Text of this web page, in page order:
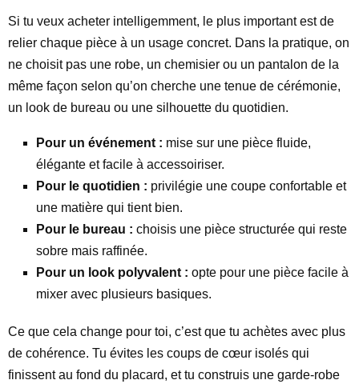
Si tu veux acheter intelligemment, le plus important est de
relier chaque pièce à un usage concret. Dans la pratique, on
ne choisit pas une robe, un chemisier ou un pantalon de la
même façon selon qu’on cherche une tenue de cérémonie,
un look de bureau ou une silhouette du quotidien.
Pour un événement : mise sur une pièce fluide,
élégante et facile à accessoiriser.
Pour le quotidien : privilégie une coupe confortable et
une matière qui tient bien.
Pour le bureau : choisis une pièce structurée qui reste
sobre mais raffinée.
Pour un look polyvalent : opte pour une pièce facile à
mixer avec plusieurs basiques.
Ce que cela change pour toi, c’est que tu achètes avec plus
de cohérence. Tu évites les coups de cœur isolés qui
finissent au fond du placard, et tu construis une garde-robe